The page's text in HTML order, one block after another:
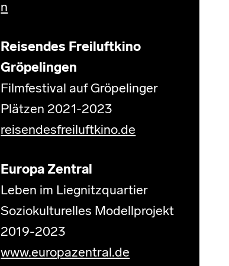
n
Reisendes Freiluftkino
Gröpelingen
Filmfestival auf Gröpelinger
Plätzen 2021-2023
reisendesfreiluftkino.de
Europa Zentral
Leben im Liegnitzquartier
Soziokulturelles Modellprojekt
2019-2023
www.europazentral.de